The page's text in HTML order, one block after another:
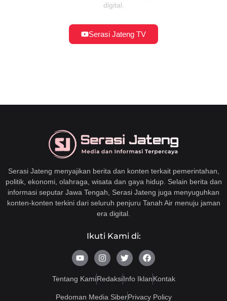
digital.
Serasi Jateng TV
Serasi Jateng menyajikan berita dan konten terkait pemerintahan,
politik, ekonomi, olahraga, wisata dan gaya hidup. Selain berita dan
informasi seputar Jawa Tengah, Serasi Jateng juga menyuguhkan
konten-konten terkini dari seluruh penjuru Tanah Air menuju jaman
era digital.
Ikuti Kami di:
Y
o
t
I
n
t
g
T
w
t
e
F
a
e
Tentang KamiRedaksiInfo IklanKontak
Pedoman Media SiberPrivacy Policy